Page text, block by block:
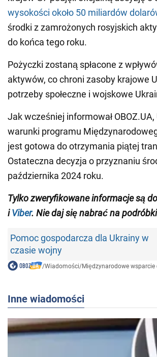
wysokości około 50 miliardów
środki z zamrożonych rosyjskich
do końca tego roku.
Pożyczki zostaną spłacone z
aktywów, co chroni zasoby krajowe
potrzeby społeczne i wojskowe
Jak wcześniej informował
warunki programu
jest gotowa do otrzymania piątej
Ostateczna decyzja o przyznaniu
października 2024 roku.
Tylko zweryfikowane informacje są
iViber. Nie daj się nabrać na
Pomoc gospodarcza dla Ukrainy w
czasie wojny
/Wiadomości/Międzynarodowe wsparcie
Inne wiadomości